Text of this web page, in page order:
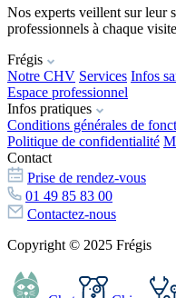
Nos experts veillent sur leur
professionnels à chaque
Frégis
Notre CHV Services Infos
Espace professionnel
Infos pratiques
Conditions générales de
Politique de confidentialité
Contact
Prise de rendez-vous
01 49 85 83 00
Contactez-nous
Copyright © 2025 Frégis